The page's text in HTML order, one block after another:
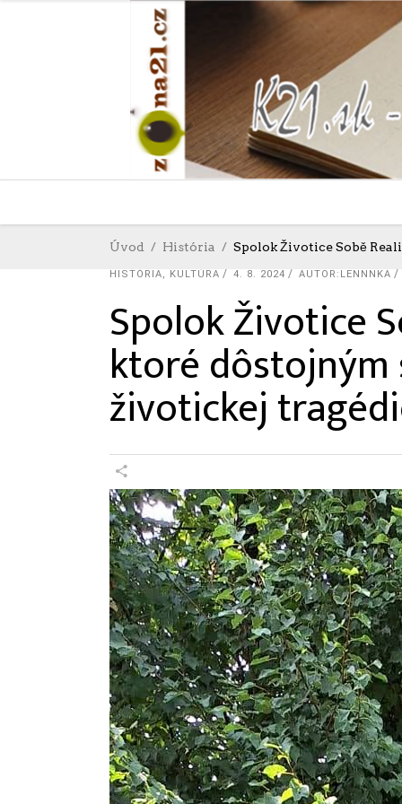
Úvod História Spolok Životice Sobě
HISTÓRIA, KULTÚRA 4. 8. 2024 AUTOR:LENNNKA
Spolok Životice
ktoré
životickej